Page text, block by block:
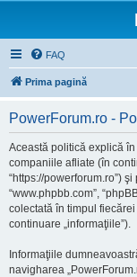
FAQ
Prima pagină
PowerForum.ro -
Această politică explică
companiile afliate (în
“https://powerforum.ro”) şi
“www.phpbb.com”,
colectată în timpul
continuare „informaţiile”).
Informaţiile
navigharea